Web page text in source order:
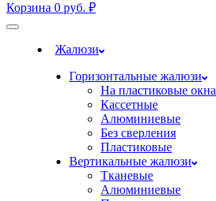
Корзина 0 руб. ₽
Жалюзи
Горизонтальные жалюзи
На пластиковые окна
Кассетные
Алюминиевые
Без сверления
Пластиковые
Вертикальные жалюзи
Тканевые
Алюминиевые